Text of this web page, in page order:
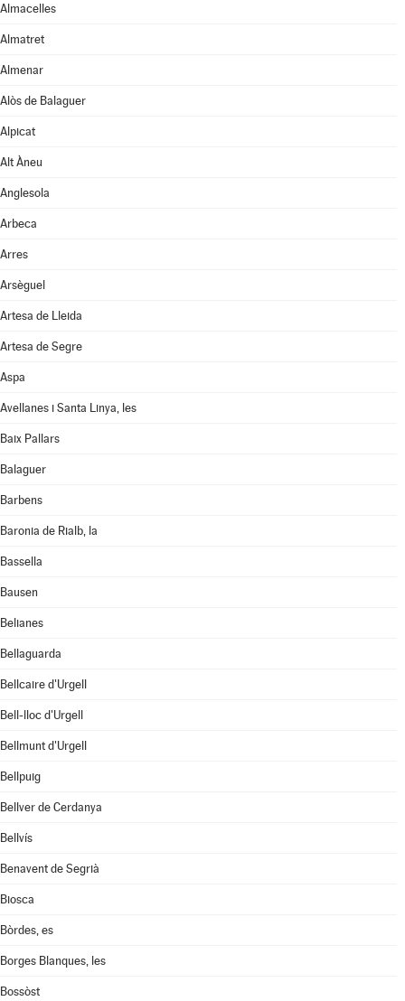
Almacelles
Almatret
Almenar
Alòs de Balaguer
Alpicat
Alt Àneu
Anglesola
Arbeca
Arres
Arsèguel
Artesa de Lleida
Artesa de Segre
Aspa
Avellanes i Santa Linya, les
Baix Pallars
Balaguer
Barbens
Baronia de Rialb, la
Bassella
Bausen
Belianes
Bellaguarda
Bellcaire d'Urgell
Bell-lloc d'Urgell
Bellmunt d'Urgell
Bellpuig
Bellver de Cerdanya
Bellvís
Benavent de Segrià
Biosca
Bòrdes, es
Borges Blanques, les
Bossòst